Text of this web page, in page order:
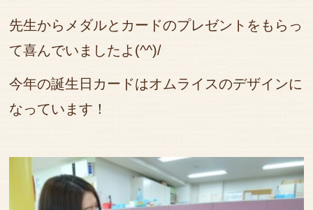
先生からメダルとカードのプレゼントをもらっ
て喜んでいましたよ(^^)/
今年の誕生日カードはオムライスのデザインに
なっています！